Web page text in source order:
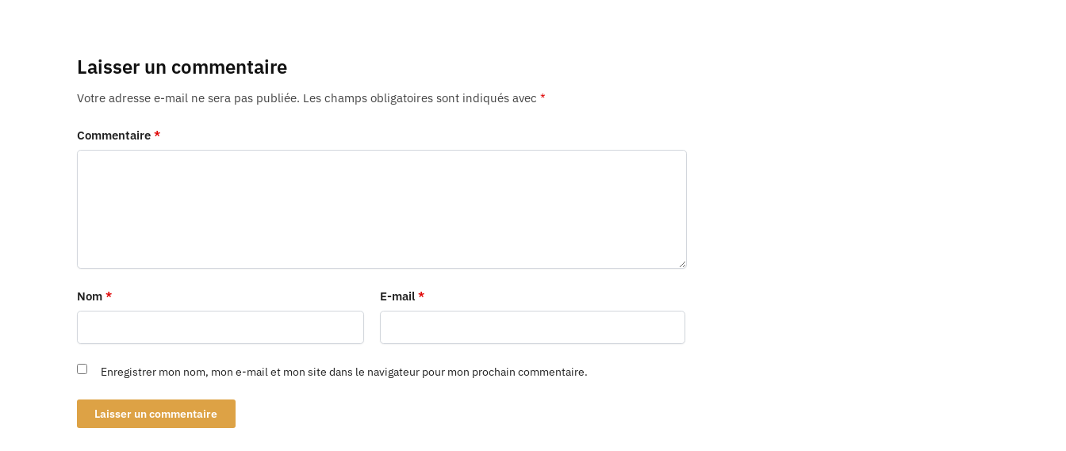
Laisser un commentaire
Votre adresse e-mail ne sera pas publiée. Les champs obligatoires sont indiqués avec *
Commentaire *
Nom * E-mail*
Enregistrer mon nom, mon e-mail et mon site dans le navigateur pour mon prochain commentaire.